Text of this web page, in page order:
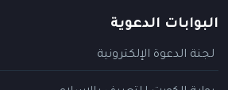
البوابات الدعوية
لجنة الدعوة الإلكترونية